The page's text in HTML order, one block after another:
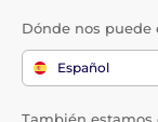
Dónde nos puede
Español